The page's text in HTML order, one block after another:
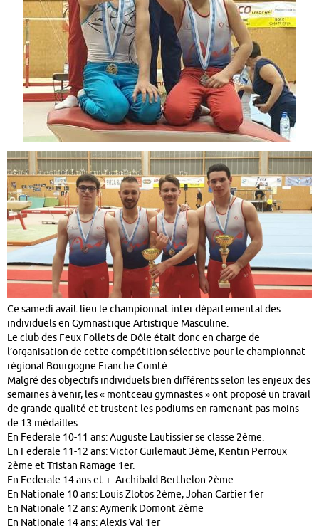
Ce samedi avait lieu le championnat inter départemental des
individuels en Gymnastique Artistique Masculine.
Le club des Feux Follets de Dôle était donc en charge de
l’organisation de cette compétition sélective pour le championnat
régional Bourgogne Franche Comté.
Malgré des objectifs individuels bien différents selon les enjeux des
semaines à venir, les « montceau gymnastes » ont proposé un travail
de grande qualité et trustent les podiums en ramenant pas moins
de 13 médailles.
En Federale 10-11 ans: Auguste Lautissier se classe 2ème.
En Federale 11-12 ans: Victor Guilemaut 3ème, Kentin Perroux
2ème et Tristan Ramage 1er.
En Federale 14 ans et +: Archibald Berthelon 2ème.
En Nationale 10 ans: Louis Zlotos 2ème, Johan Cartier 1er
En Nationale 12 ans: Aymerik Domont 2ème
En Nationale 14 ans: Alexis Val 1er